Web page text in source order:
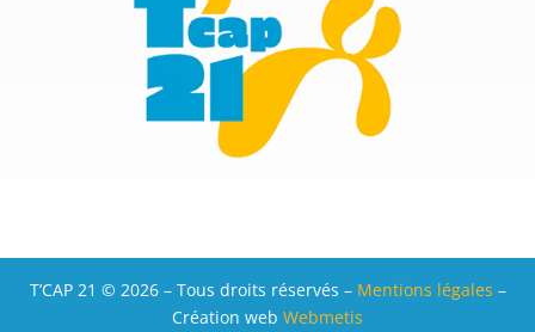
T’CAP 21 © 2026 – Tous droits réservés – Mentions légales –
Création web Webmetis